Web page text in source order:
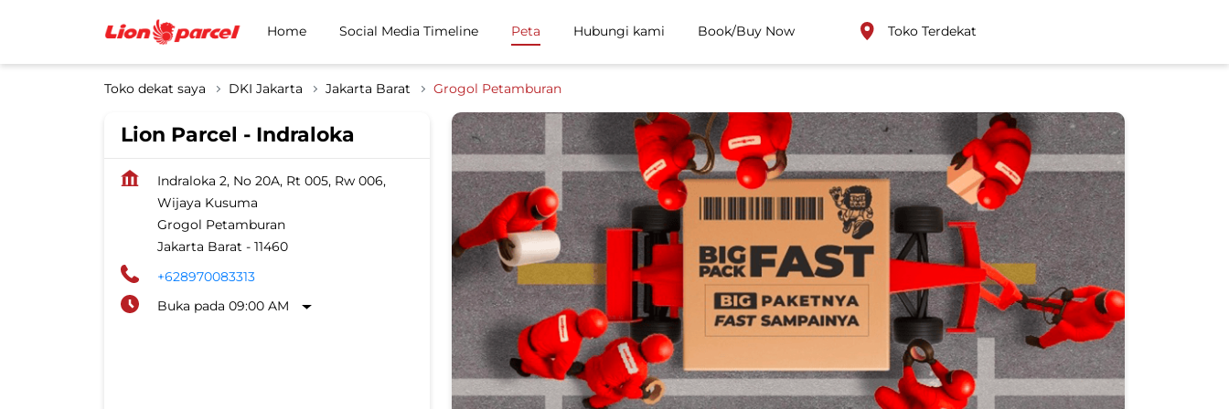
Home Social Media Timeline Peta Hubungi kami Book/Buy Now Toko Terdekat
Toko dekat saya DKI Jakarta Jakarta Barat Grogol Petamburan
Lion Parcel - Indraloka
Indraloka 2, No 20A, Rt 005, Rw 006,
Wijaya Kusuma
Grogol Petamburan
Jakarta Barat - 11460
+628970083313
Buka pada 09:00 AM